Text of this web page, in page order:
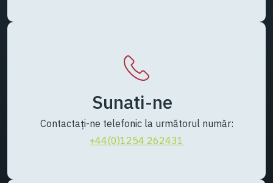
Sunati-ne
Contactați-ne telefonic la următorul număr:
+44(0)1254 262431